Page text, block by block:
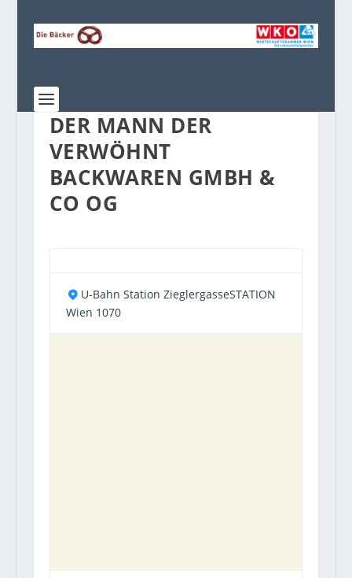
DER MANN DER
VERWÖHNT
BACKWAREN GMBH &
CO OG
U-Bahn Station ZieglergasseSTATION
Wien 1070